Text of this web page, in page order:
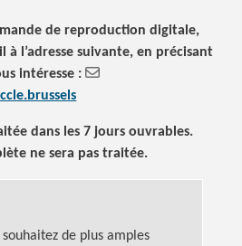
de reproduction digitale,
à l’adresse suivante, en précisant
intéresse :
dans les 7 jours ouvrables.
ne sera pas traitée.
souhaitez de plus amples